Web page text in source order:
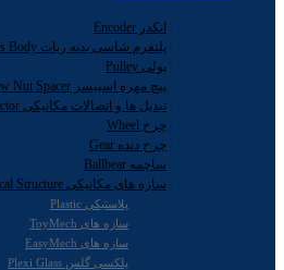
انکدر Encoder
پلتفرم شاسی بدنه ربات Platform Chassis Body
پولی Pulley
پیچ مهره اسپیسر Screw Nut Spacer
تبدیل ها و اتصالات مکانیکی Junction Connector
چرخ Wheel
چرخ دنده Gear
ساچمه Ballbear
سازه های مکانیکی Mechanical Structure
پلاستیکی Plastic
سازه های ToyMech
سازه های EasyMech
پلکسی گلس Plexi Glass